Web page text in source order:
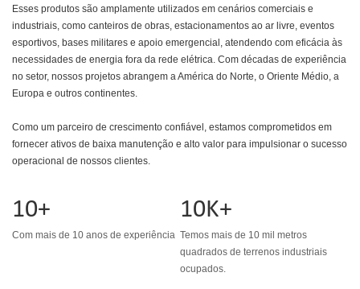
Esses produtos são amplamente utilizados em cenários comerciais e
industriais, como canteiros de obras, estacionamentos ao ar livre, eventos
esportivos, bases militares e apoio emergencial, atendendo com eficácia às
necessidades de energia fora da rede elétrica. Com décadas de experiência
no setor, nossos projetos abrangem a América do Norte, o Oriente Médio, a
Europa e outros continentes.
Como um parceiro de crescimento confiável, estamos comprometidos em
fornecer ativos de baixa manutenção e alto valor para impulsionar o sucesso
operacional de nossos clientes.
10+
Com mais de 10 anos de experiência
10K+
Temos mais de 10 mil metros
quadrados de terrenos industriais
ocupados.